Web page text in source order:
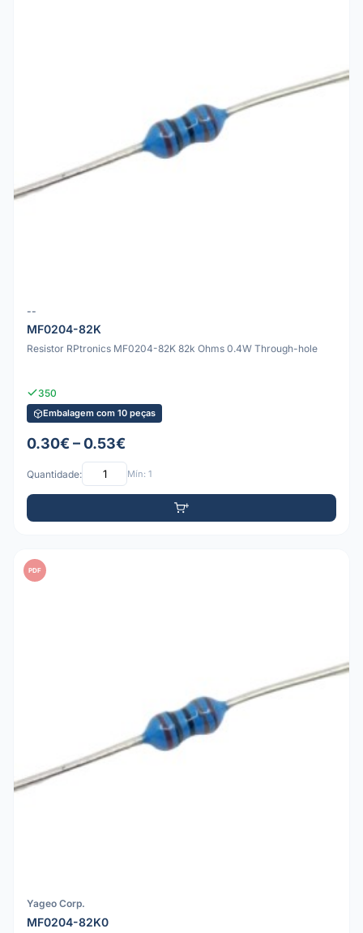
--
MF0204-82K
Resistor RPtronics MF0204-82K 82k Ohms 0.4W Through-hole
350
Embalagem com 10 peças
0.30€ – 0.53€
Quantidade: Mín: 1
PDF
Yageo Corp.
MF0204-82K0